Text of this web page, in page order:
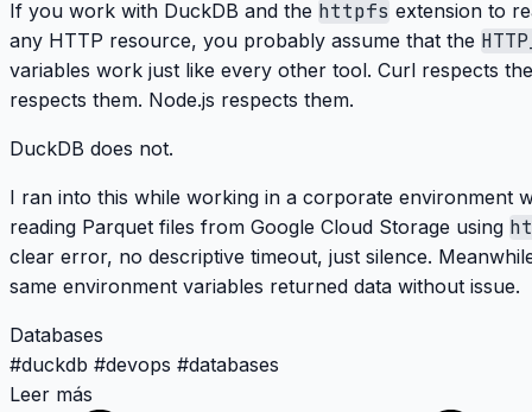
If you work with DuckDB and the httpfs extension to
any HTTP resource, you probably assume that the
variables work just like every other tool. Curl respects
respects them. Node.js respects them.
DuckDB does not.
I ran into this while working in a corporate environment
reading Parquet files from Google Cloud Storage using
clear error, no descriptive timeout, just silence.
same environment variables returned data without issue.
Databases
#duckdb #devops #databases
Leer más